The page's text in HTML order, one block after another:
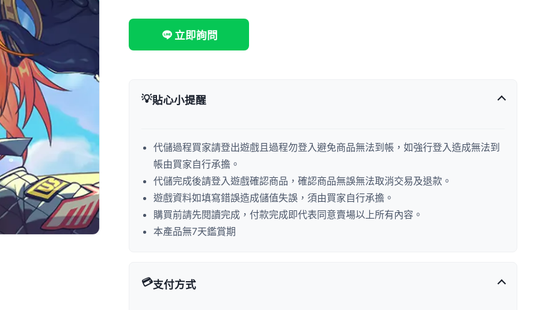
立即詢問
💡貼心小提醒
代儲過程買家請登出遊戲且過程勿登入避免商品無法到帳，如強行登入造成無法到
帳由買家自行承擔。
代儲完成後請登入遊戲確認商品，確認商品無誤無法取消交易及退款。
遊戲資料如填寫錯誤造成儲值失誤，須由買家自行承擔。
購買前請先閱讀完成，付款完成即代表同意賣場以上所有內容。
本產品無7天鑑賞期
💳支付方式